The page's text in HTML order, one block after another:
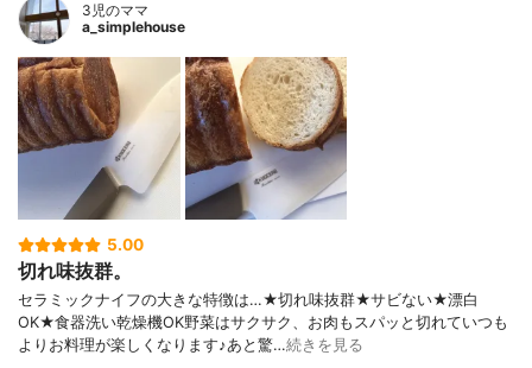
3児のママ
a_simplehouse
5.00
切れ味抜群。
セラミックナイフの大きな特徴は…★切れ味抜群★サビない★漂白
OK★食器洗い乾燥機OK野菜はサクサク、お肉もスパッと切れていつも
よりお料理が楽しくなります♪あと驚…続きを見る